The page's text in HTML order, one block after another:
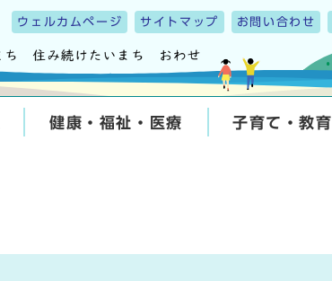
ウェルカムページ サイトマップ お問い合わせ
健康・福祉・医療 子育て・教育